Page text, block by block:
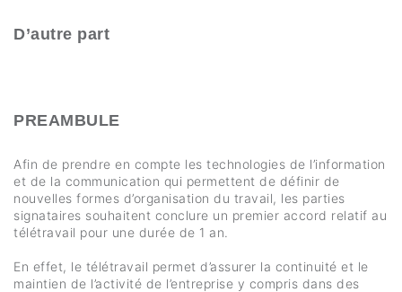
D’autre part
PREAMBULE
Afin de prendre en compte les technologies de l’information
et de la communication qui permettent de définir de
nouvelles formes d’organisation du travail, les parties
signataires souhaitent conclure un premier accord relatif au
télétravail pour une durée de 1 an.
En effet, le télétravail permet d’assurer la continuité et le
maintien de l’activité de l’entreprise y compris dans des